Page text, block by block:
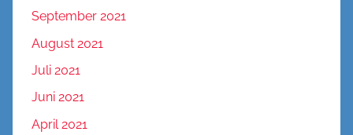
September 2021
August 2021
Juli 2021
Juni 2021
April 2021